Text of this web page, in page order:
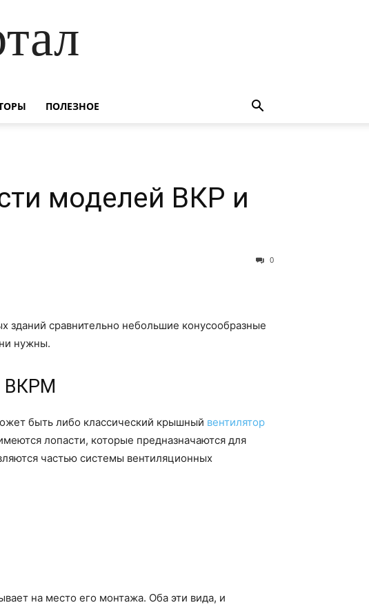
ПОЛЕЗНОЕ
моделей ВКР и
0
зданий сравнительно небольшие конусообразные
нужны.
ВКРМ
быть либо классический крышный вентилятор
лопасти, которые предназначаются для
частью системы вентиляционных
на место его монтажа. Оба эти вида, и